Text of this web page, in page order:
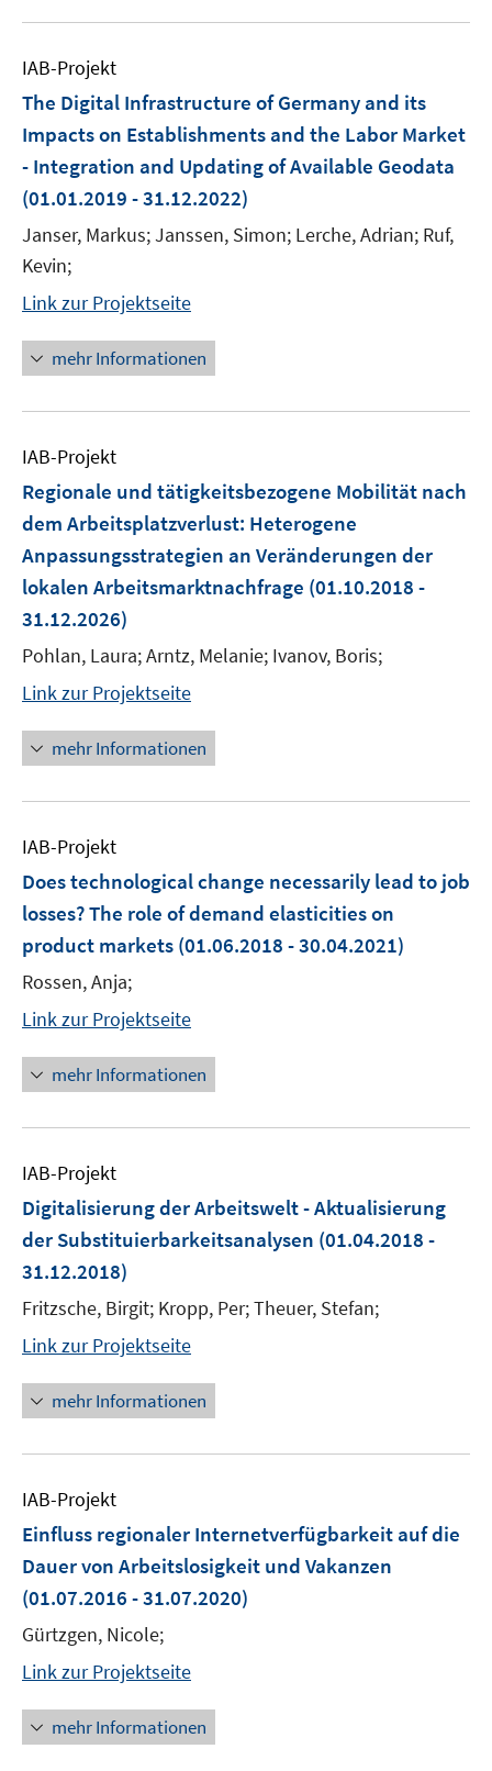
IAB-Projekt
The Digital Infrastructure of Germany and its
Impacts on Establishments and the Labor Market
- Integration and Updating of Available Geodata
(01.01.2019 - 31.12.2022)
Janser, Markus; Janssen, Simon; Lerche, Adrian; Ruf,
Kevin;
Link zur Projektseite
mehr Informationen
IAB-Projekt
Regionale und tätigkeitsbezogene Mobilität nach
dem Arbeitsplatzverlust: Heterogene
Anpassungsstrategien an Veränderungen der
lokalen Arbeitsmarktnachfrage (01.10.2018 -
31.12.2026)
Pohlan, Laura; Arntz, Melanie; Ivanov, Boris;
Link zur Projektseite
mehr Informationen
IAB-Projekt
Does technological change necessarily lead to job
losses? The role of demand elasticities on
product markets (01.06.2018 - 30.04.2021)
Rossen, Anja;
Link zur Projektseite
mehr Informationen
IAB-Projekt
Digitalisierung der Arbeitswelt - Aktualisierung
der Substituierbarkeitsanalysen (01.04.2018 -
31.12.2018)
Fritzsche, Birgit; Kropp, Per; Theuer, Stefan;
Link zur Projektseite
mehr Informationen
IAB-Projekt
Einfluss regionaler Internetverfügbarkeit auf die
Dauer von Arbeitslosigkeit und Vakanzen
(01.07.2016 - 31.07.2020)
Gürtzgen, Nicole;
Link zur Projektseite
mehr Informationen